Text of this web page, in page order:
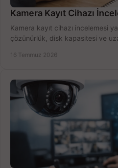
Kamera Kayıt Cihazı
Kamera kayıt cihazı incelemesi
çözünürlük, disk kapasitesi ve
16 Temmuz 2026